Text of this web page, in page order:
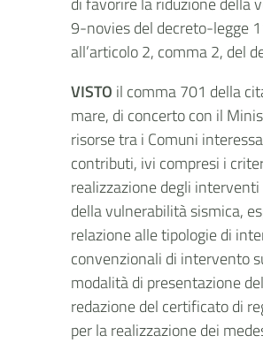
9-novies del decreto-legge
all’articolo 2, comma 2, del
VISTO il comma 701 della
mare, di concerto con il
risorse tra i Comuni
contributi, ivi compresi i
realizzazione degli
della vulnerabilità sismica,
relazione alle tipologie di
convenzionali di intervento
modalità di presentazione
redazione del certificato di
per la realizzazione dei